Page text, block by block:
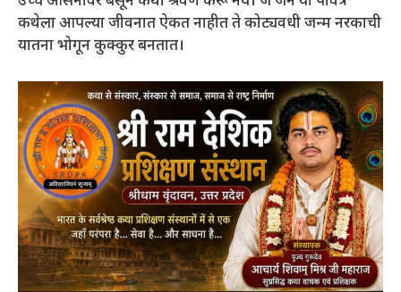
कथेला आपल्या जीवनात ऐकत नाहीत ते कोट्यवधी जन्म नरकाची
यातना भोगून कुक्कुर बनतात।